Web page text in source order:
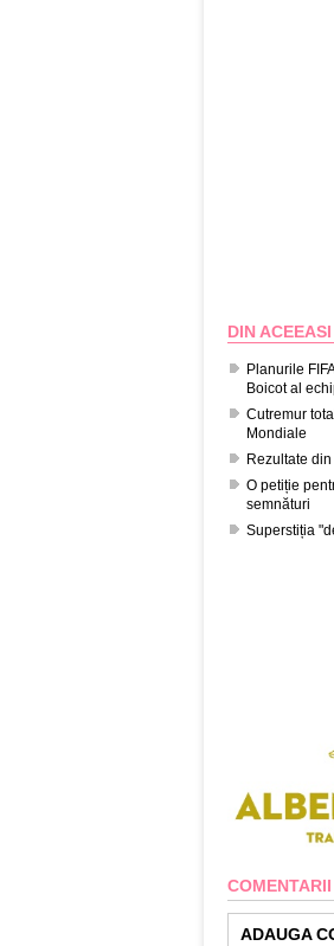
DIN
Planurile
Boicot al
Cutremur
Mondiale
Rezultate
O petiție
semnături
Superstiția
COMENTARII
ADAUGA